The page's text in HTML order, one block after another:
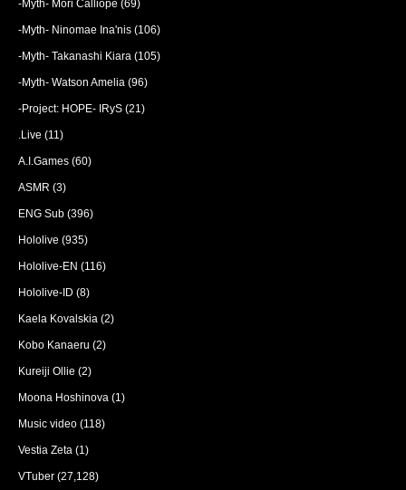
-Myth- Mori Calliope (69)
-Myth- Ninomae Ina'nis (106)
-Myth- Takanashi Kiara (105)
-Myth- Watson Amelia (96)
-Project: HOPE- IRyS (21)
.Live (11)
A.I.Games (60)
ASMR (3)
ENG Sub (396)
Hololive (935)
Hololive-EN (116)
Hololive-ID (8)
Kaela Kovalskia (2)
Kobo Kanaeru (2)
Kureiji Ollie (2)
Moona Hoshinova (1)
Music video (118)
Vestia Zeta (1)
VTuber (27,128)